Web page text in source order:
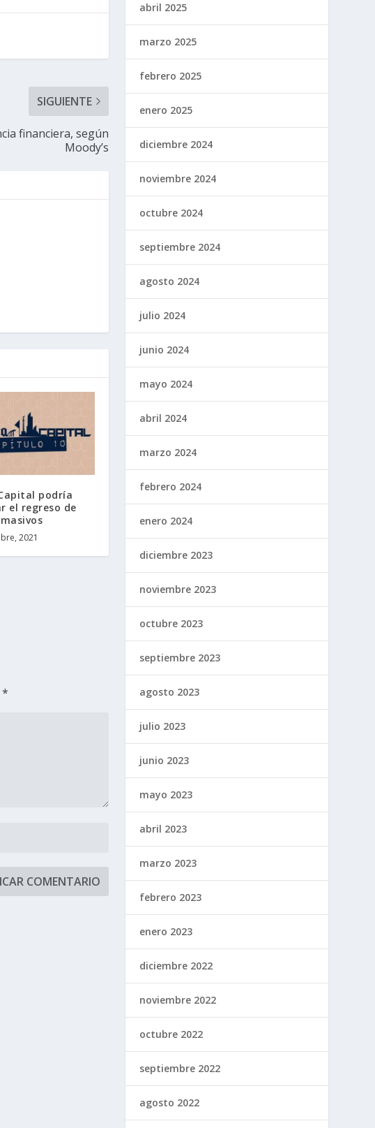
SIGUIENTE
financiera, según
Moody’s
podría
el regreso de
2021
*
abril 2025
marzo 2025
febrero 2025
enero 2025
diciembre 2024
noviembre 2024
octubre 2024
septiembre 2024
agosto 2024
julio 2024
junio 2024
mayo 2024
abril 2024
marzo 2024
febrero 2024
enero 2024
diciembre 2023
noviembre 2023
octubre 2023
septiembre 2023
agosto 2023
julio 2023
junio 2023
mayo 2023
abril 2023
marzo 2023
febrero 2023
enero 2023
diciembre 2022
noviembre 2022
octubre 2022
septiembre 2022
agosto 2022